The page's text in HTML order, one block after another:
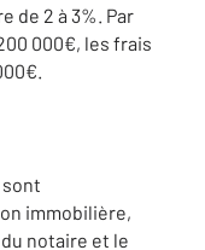
de 2 à 3%. Par
000€, les frais
immobilière,
notaire et le